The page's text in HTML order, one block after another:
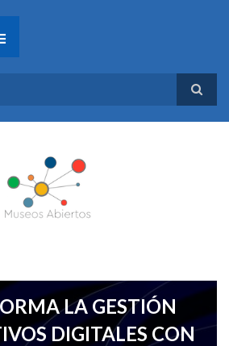
LA GESTIÓN
DIGITALES CON